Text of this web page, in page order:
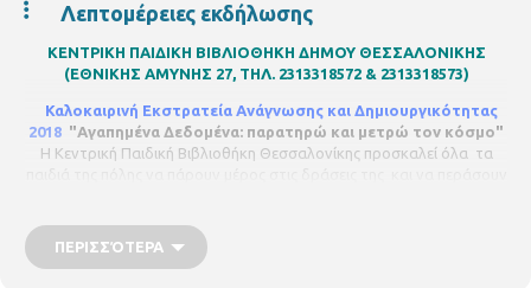
Λεπτομέρειες εκδήλωσης
ΚΕΝΤΡΙΚΗ ΠΑΙΔΙΚΗ ΒΙΒΛΙΟΘΗΚΗ ΔΗΜΟΥ ΘΕΣΣΑΛΟΝΙΚΗΣ
(ΕΘΝΙΚΗΣ ΑΜΥΝΗΣ 27, ΤΗΛ. 2313318572 & 2313318573)
Καλοκαιρινή Εκστρατεία Ανάγνωσης και Δημιουργικότητας
2018 "Αγαπημένα Δεδομένα: παρατηρώ και μετρώ τον κόσμο"
Η Κεντρική Παιδική Βιβλιοθήκη Θεσσαλονίκης προσκαλεί όλα τα
Τετάρτη 05 Σεπτεμβρίου, ώρα 11.00 – 12.30, το πρωί
«ΠΕΡΑΣΜΕΝΑ ΔΕΔΟΜΕΝΑ»: Η λεία ενός πειρατικού πλοίου
ΠΕΡΙΣΣΌΤΕΡΑ